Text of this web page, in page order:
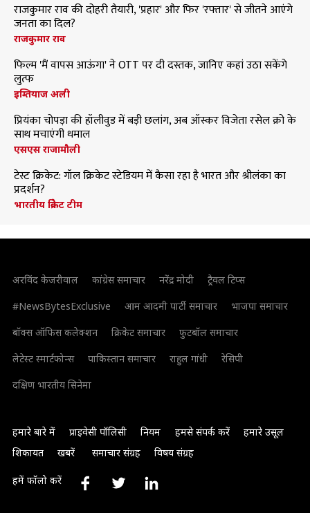
राजकुमार राव की दोहरी तैयारी, 'प्रहार' और फिर 'रफ्तार' से जीतने आएंगे
जनता का दिल?
राजकुमार राव
फिल्म 'मैं वापस आऊंगा' ने OTT पर दी दस्तक, जानिए कहां उठा सकेंगे
लुत्फ
इम्तियाज अली
प्रियंका चोपड़ा की हॉलीवुड में बड़ी छलांग, अब ऑस्कर विजेता रसेल क्रो के
साथ मचाएंगी धमाल
एसएस राजामौली
टेस्ट क्रिकेट: गॉल क्रिकेट स्टेडियम में कैसा रहा है भारत और श्रीलंका का
प्रदर्शन?
भारतीय क्रिकेट टीम
अरविंद केजरीवाल कांग्रेस समाचार नरेंद्र मोदी
ट्रैवल टिप्स
#NewsBytesExclusive
आम आदमी पार्टी समाचार
भाजपा समाचार
बॉक्स ऑफिस कलेक्शन
क्रिकेट समाचार
फुटबॉल समाचार
लेटेस्ट स्मार्टफोन्स
पाकिस्तान समाचार राहुल गांधी
रेसिपी
दक्षिण भारतीय सिनेमा
हमारे बारे में प्राइवेसी पॉलिसी नियम हमसे संपर्क करें
हमारे उसूल
शिकायत
खबरें समाचार संग्रह विषय संग्रह
हमें फॉलो करें